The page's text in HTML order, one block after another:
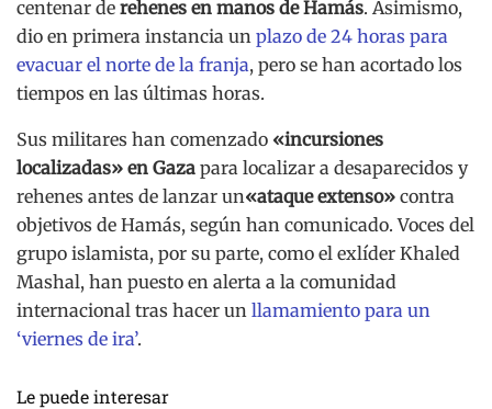
centenar de rehenes en manos de Hamás. Asimismo,
dio en primera instancia un plazo de 24 horas para
evacuar el norte de la franja, pero se han acortado los
tiempos en las últimas horas.
Sus militares han comenzado «incursiones
localizadas» en Gaza para localizar a desaparecidos y
rehenes antes de lanzar un«ataque extenso» contra
objetivos de Hamás, según han comunicado. Voces del
grupo islamista, por su parte, como el exlíder Khaled
Mashal, han puesto en alerta a la comunidad
internacional tras hacer un llamamiento para un
‘viernes de ira’.
Le puede interesar